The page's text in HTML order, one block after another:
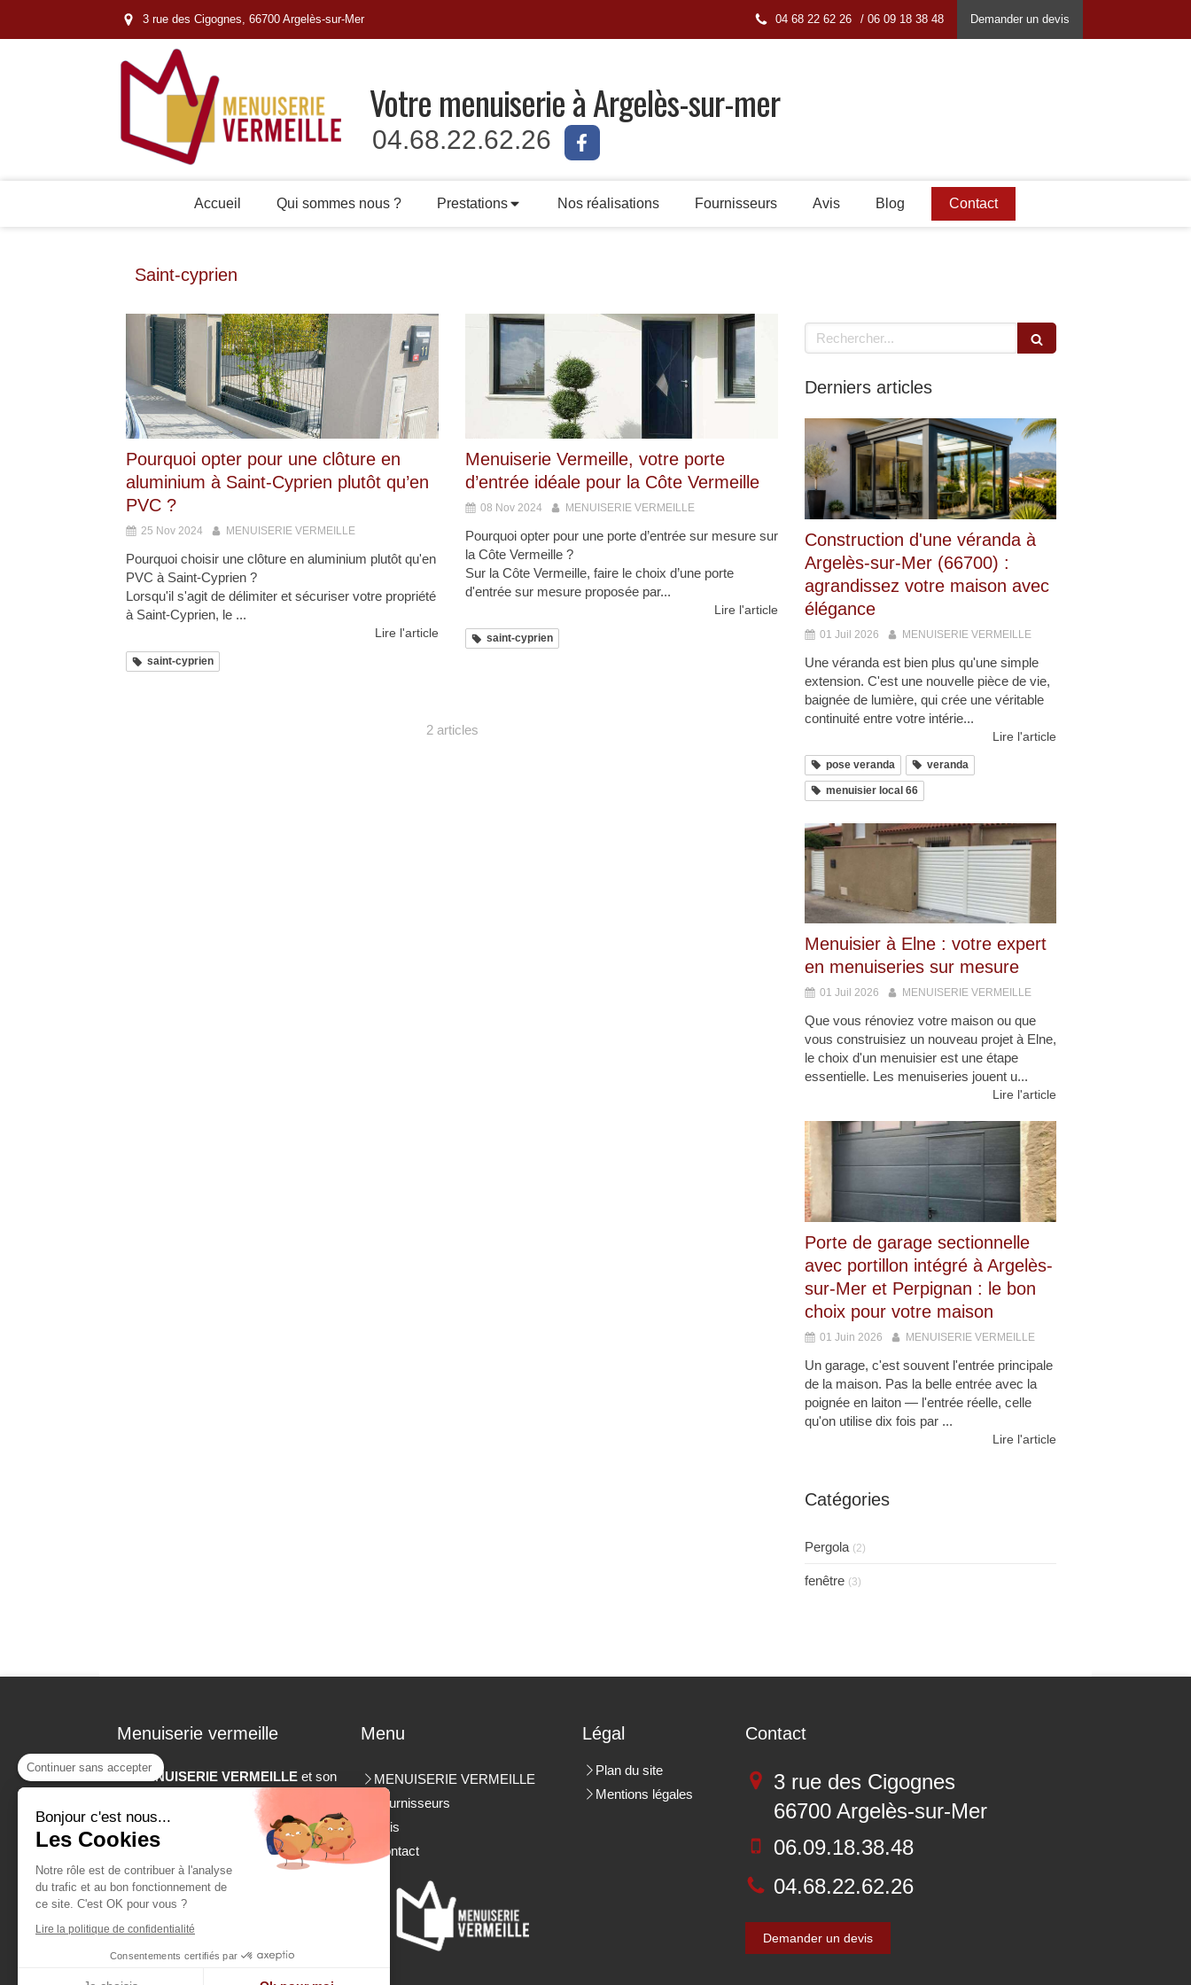
3 rue des Cigognes, 66700 Argelès-sur-Mer Demander un devis
/ 06 09 18 38 48
04 68 22 62 26
Votre menuiserie à Argelès-sur-mer
04.68.22.62.26
Accueil Qui sommes nous ? Prestations Nos réalisations Fournisseurs Avis Blog Contact
Saint-cyprien
Pourquoi opter pour une clôture en
aluminium à Saint-Cyprien plutôt qu’en
PVC ?
25 Nov 2024 MENUISERIE VERMEILLE
Pourquoi choisir une clôture en aluminium plutôt qu'en
PVC à Saint-Cyprien ?
Lorsqu'il s'agit de délimiter et sécuriser votre propriété
à Saint-Cyprien, le ...
Lire l'article
saint-cyprien
Menuiserie Vermeille, votre porte
d’entrée idéale pour la Côte Vermeille
08 Nov 2024 MENUISERIE VERMEILLE
Pourquoi opter pour une porte d’entrée sur mesure sur
la Côte Vermeille ?
Sur la Côte Vermeille, faire le choix d’une porte
d'entrée sur mesure proposée par...
Lire l'article
saint-cyprien
2 articles
Rechercher
Derniers articles
Construction d'une véranda à
Argelès-sur-Mer (66700) :
agrandissez votre maison avec
élégance
01 Juil 2026 MENUISERIE VERMEILLE
Une véranda est bien plus qu'une simple
extension. C'est une nouvelle pièce de vie,
baignée de lumière, qui crée une véritable
continuité entre votre intérie...
Lire l'article
pose veranda veranda
menuisier local 66
Menuisier à Elne : votre expert
en menuiseries sur mesure
01 Juil 2026 MENUISERIE VERMEILLE
Que vous rénoviez votre maison ou que
vous construisiez un nouveau projet à Elne,
le choix d'un menuisier est une étape
essentielle. Les menuiseries jouent u...
Lire l'article
Porte de garage sectionnelle
avec portillon intégré à Argelès-
sur-Mer et Perpignan : le bon
choix pour votre maison
01 Juin 2026 MENUISERIE VERMEILLE
Un garage, c'est souvent l'entrée principale
de la maison. Pas la belle entrée avec la
poignée en laiton — l'entrée réelle, celle
qu'on utilise dix fois par ...
Lire l'article
Catégories
Pergola (2)
fenêtre (3)
Menuiserie vermeille
LaMENUISERIE VERMEILLE et son
équipe sont à votre disposition à
Argelès-sur-Mer
¨Aménagement de dressing,
menuiserie intérieure, menuiserie
extérieure ou installation de
volets...Les travaux de
n'ont aucun secrets pour nous !
Menu
MENUISERIE VERMEILLE
Fournisseurs
Avis
Contact
Légal
Plan du site
Mentions légales
Contact
3 rue des Cigognes
66700 Argelès-sur-Mer
06.09.18.38.48
04.68.22.62.26
Demander un devis
Continuer sans accepter
Bonjour c'est nous...
Les Cookies
Notre rôle est de contribuer à l'analyse
du trafic et au bon fonctionnement de
ce site. C'est OK pour vous ?
Lire la politique de confidentialité
Consentements certifiés par